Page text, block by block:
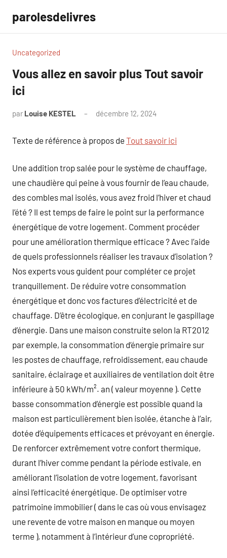
contenu
parolesdelivres
Uncategorized
Vous allez en savoir plus Tout savoir
ici
par Louise KESTEL décembre 12, 2024
Texte de référence à propos de Tout savoir ici
Une addition trop salée pour le système de chauffage,
une chaudière qui peine à vous fournir de l’eau chaude,
des combles mal isolés, vous avez froid l’hiver et chaud
l’été ? Il est temps de faire le point sur la performance
énergétique de votre logement. Comment procéder
pour une amélioration thermique efficace ? Avec l’aide
de quels professionnels réaliser les travaux d’isolation ?
Nos experts vous guident pour compléter ce projet
tranquillement. De réduire votre consommation
énergétique et donc vos factures d’électricité et de
chauffage. D’être écologique, en conjurant le gaspillage
d’énergie. Dans une maison construite selon la RT2012
par exemple, la consommation d’énergie primaire sur
les postes de chauffage, refroidissement, eau chaude
sanitaire, éclairage et auxiliaires de ventilation doit être
inférieure à 50 kWh/m². an ( valeur moyenne ). Cette
basse consommation d’énergie est possible quand la
maison est particulièrement bien isolée, étanche à l’air,
dotée d’équipements efficaces et prévoyant en énergie.
De renforcer extrêmement votre confort thermique,
durant l’hiver comme pendant la période estivale, en
améliorant l’isolation de votre logement, favorisant
ainsi l’efficacité énergétique. De optimiser votre
patrimoine immobilier ( dans le cas où vous envisagez
une revente de votre maison en manque ou moyen
terme ), notamment à l’intérieur d’une copropriété.